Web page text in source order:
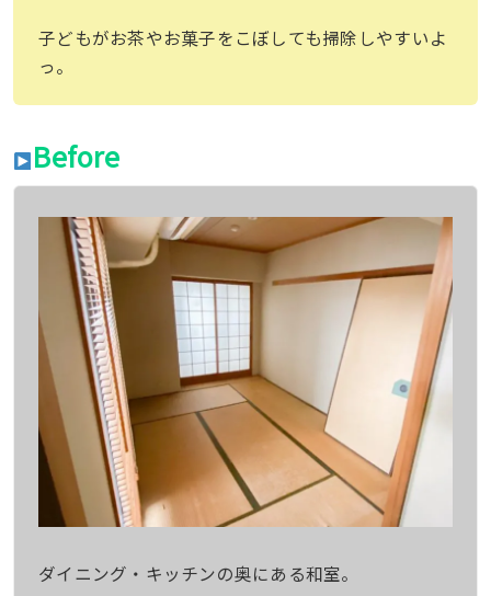
子どもがお茶やお菓子をこぼしても掃除しやすいよ
っ。
Before
ダイニング・キッチンの奥にある和室。